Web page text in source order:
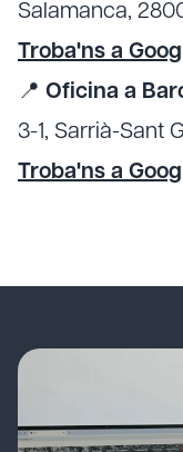
Salamanca,
Troba'ns a
📍 Oficina a
3-1, Sarrià-Sant
Troba'ns a